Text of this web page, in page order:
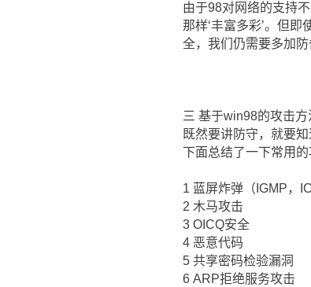
由于98对网络的支持
那样‘丰富多彩’。但
全，我们仍需要多加防
三 基于win98的攻击方
既然要讲防守，就要
下面总结了一下常用
1 蓝屏炸弹（IGMP，
2 木马攻击
3 OICQ安全
4 恶意代码
5 共享密码检验漏洞
6 ARP拒绝服务攻击